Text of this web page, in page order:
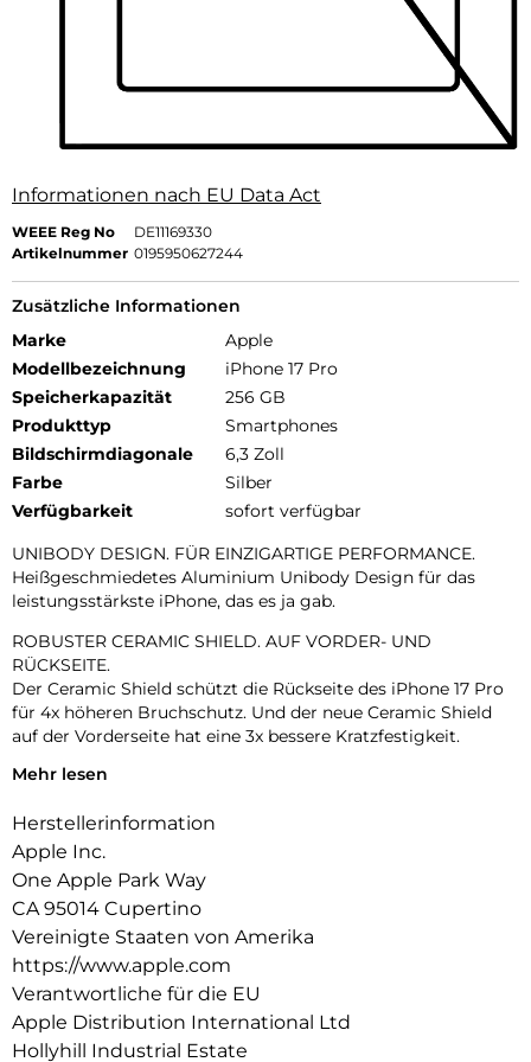
Informationen nach EU Data Act
WEEE Reg No
DE11169330
Artikelnummer 0195950627244
Zusätzliche Informationen
Marke
Apple
Modellbezeichnung
iPhone 17 Pro
Speicherkapazität
256 GB
Produkttyp
Smartphones
Bildschirmdiagonale
6,3 Zoll
Farbe
Silber
Verfügbarkeit
sofort verfügbar
UNIBODY DESIGN. FÜR EINZIGARTIGE PERFORMANCE.
Heißgeschmiedetes Aluminium Unibody Design für das
leistungsstärkste iPhone, das es ja gab.
ROBUSTER CERAMIC SHIELD. AUF VORDER- UND
RÜCKSEITE.
Der Ceramic Shield schützt die Rückseite des iPhone 17 Pro
für 4x höheren Bruchschutz. Und der neue Ceramic Shield
auf der Vorderseite hat eine 3x bessere Kratzfestigkeit.
DAS ULTIMATIVE PRO KAMERA-SYSTEM.
dem größten Zoombereich, den es je bei einem iPhone gab.
Das ist wie 8 Pro Objektive in deiner Hosentasche.
18MP CENTER STAGE FRONTKAMERA.
Flexible Bildausschnitte. Smarte Gruppenselfies, Videos mit
doppelter Aufnahme von Front- und Rückkamera und mehr.
A19 PRO CHIP. DAMPFGEKÜHLT. BLITZSCHNELL.
Der A19 Pro ist der leistungsstärkste iPhone Chip, den es je
gab, mit einer bis zu 40 Prozent höheren gleichbleibenden
Performance.
Mehr lesen
Herstellerinformation
Apple Inc.
One Apple Park Way
CA 95014 Cupertino
Vereinigte Staaten von Amerika
https://www.apple.com
Verantwortliche für die EU
Apple Distribution International Ltd
Hollyhill Industrial Estate